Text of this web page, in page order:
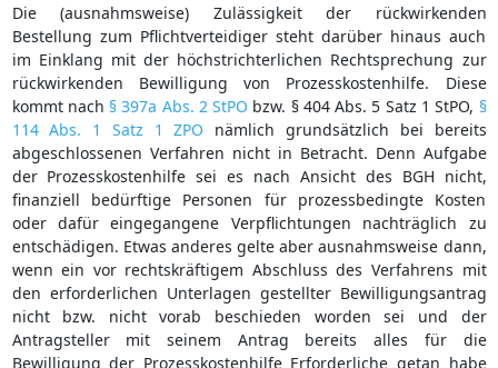
Die (ausnahmsweise) Zulässigkeit der rückwirkenden
Bestellung zum Pflichtverteidiger steht darüber hinaus auch
im Einklang mit der höchstrichterlichen Rechtsprechung zur
rückwirkenden Bewilligung von Prozesskostenhilfe. Diese
kommt nach § 397a Abs. 2 StPO bzw. § 404 Abs. 5 Satz 1 StPO, §
114 Abs. 1 Satz 1 ZPO nämlich grundsätzlich bei bereits
abgeschlossenen Verfahren nicht in Betracht. Denn Aufgabe
der Prozesskostenhilfe sei es nach Ansicht des BGH nicht,
finanziell bedürftige Personen für prozessbedingte Kosten
oder dafür eingegangene Verpflichtungen nachträglich zu
entschädigen. Etwas anderes gelte aber ausnahmsweise dann,
wenn ein vor rechtskräftigem Abschluss des Verfahrens mit
den erforderlichen Unterlagen gestellter Bewilligungsantrag
nicht bzw. nicht vorab beschieden worden sei und der
Antragsteller mit seinem Antrag bereits alles für die
Bewilligung der Prozesskostenhilfe Erforderliche getan habe